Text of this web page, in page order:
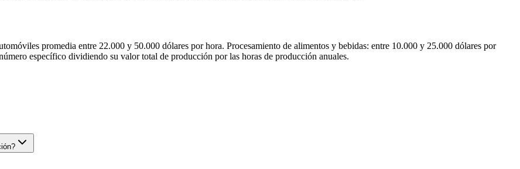
promedia entre 22.000 y 50.000 dólares por hora. Procesamiento de alimentos y bebidas: entre 10.000 y 25.000 dólares por
específico dividiendo su valor total de producción por las horas de producción anuales.